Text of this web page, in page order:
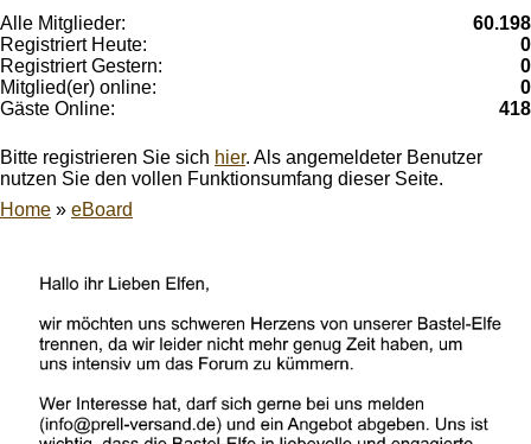
Alle Mitglieder:
60.198
Registriert Heute:
0
Registriert Gestern:
0
Mitglied(er) online:
0
Gäste Online:
418
Bitte registrieren Sie sich hier. Als angemeldeter Benutzer
nutzen Sie den vollen Funktionsumfang dieser Seite.
Home » eBoard